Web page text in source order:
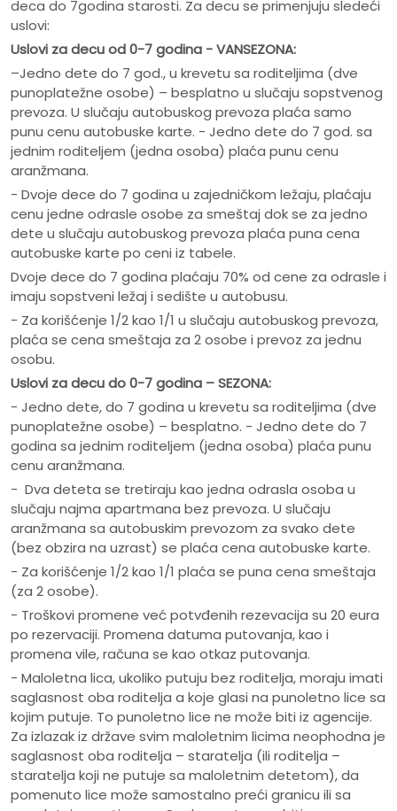
deca do 7godina starosti. Za decu se primenjuju sledeći
uslovi:
Uslovi za decu od 0-7 godina - VANSEZONA:
–Jedno dete do 7 god., u krevetu sa roditeljima (dve
punoplatežne osobe) – besplatno u slučaju sopstvenog
prevoza. U slučaju autobuskog prevoza plaća samo
punu cenu autobuske karte. - Jedno dete do 7 god. sa
jednim roditeljem (jedna osoba) plaća punu cenu
aranžmana.
- Dvoje dece do 7 godina u zajedničkom ležaju, plaćaju
cenu jedne odrasle osobe za smeštaj dok se za jedno
dete u slučaju autobuskog prevoza plaća puna cena
autobuske karte po ceni iz tabele.
Dvoje dece do 7 godina plaćaju 70% od cene za odrasle i
imaju sopstveni ležaj i sedište u autobusu.
- Za korišćenje 1/2 kao 1/1 u slučaju autobuskog prevoza,
plaća se cena smeštaja za 2 osobe i prevoz za jednu
osobu.
Uslovi za decu do 0-7 godina – SEZONA:
- Jedno dete, do 7 godina u krevetu sa roditeljima (dve
punoplatežne osobe) – besplatno. - Jedno dete do 7
godina sa jednim roditeljem (jedna osoba) plaća punu
cenu aranžmana.
- Dva deteta se tretiraju kao jedna odrasla osoba u
slučaju najma apartmana bez prevoza. U slučaju
aranžmana sa autobuskim prevozom za svako dete
(bez obzira na uzrast) se plaća cena autobuske karte.
- Za korišćenje 1/2 kao 1/1 plaća se puna cena smeštaja
(za 2 osobe).
- Troškovi promene već potvđenih rezevacija su 20 eura
po rezervaciji. Promena datuma putovanja, kao i
promena vile, računa se kao otkaz putovanja.
- Maloletna lica, ukoliko putuju bez roditelja, moraju imati
saglasnost oba roditelja a koje glasi na punoletno lice sa
kojim putuje. To punoletno lice ne može biti iz agencije.
Za izlazak iz države svim maloletnim licima neophodna je
saglasnost oba roditelja – staratelja (ili roditelja –
staratelja koji ne putuje sa maloletnim detetom), da
pomenuto lice može samostalno preći granicu ili sa